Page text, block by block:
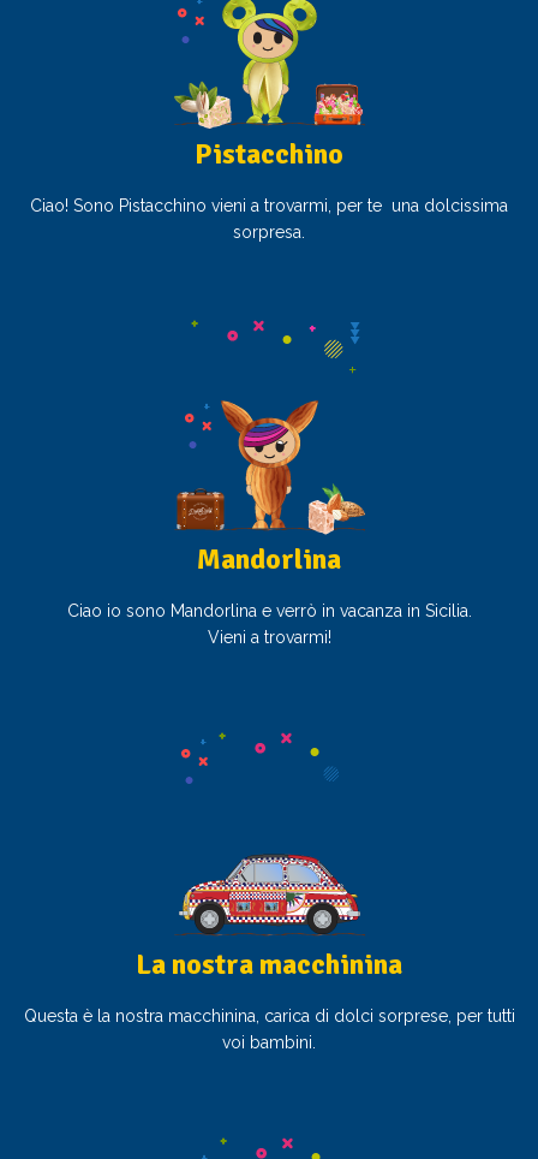
Pistacchino
Ciao! Sono Pistacchino vieni a trovarmi, per te una dolcissima
sorpresa.
Mandorlina
Ciao io sono Mandorlina e verrò in vacanza in Sicilia.
Vieni a trovarmi!
La nostra macchinina
Questa è la nostra macchinina, carica di dolci sorprese, per tutti
voi bambini.